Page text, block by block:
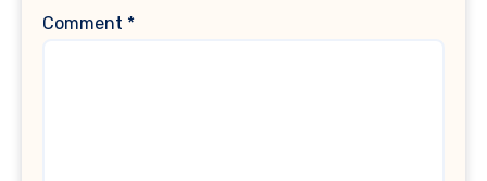
Comment *